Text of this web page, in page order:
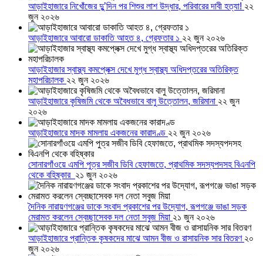
আড়াইহাজারে নিখোঁজের দুু’দিন পর শিশুর লাশ উদ্ধার, পরিবারের দাবী হত্যা! ২২
জুন ২০২৬
আড়াইহাজারে আবারো ডাকাতি আহত ৪, গ্রেফতার ১ ২২ জুন ২০২৬
আড়াইহাজার স্বাস্থ্য কমপ্লেক্স দেখে মুগ্ধ স্বাস্থ্য অধিদপ্তরের অতিরিক্ত
মহাপরিচালক ২২ জুন ২০২৬
আড়াইহাজারে কৃষিজমি থেকে অবৈধভাবে বালু উত্তোলন, জরিমানা ২২ জুন
২০২৬
আড়াইহাজারে মাদক মামলায় একজনের কারাদণ্ড ২২ জুন ২০২৬
সোনারগাঁওয়ে এমপি পুত্র সজীব ডিবি হেফাজতে, প্রাথমিক সদস্যপদসহ বিএনপি
থেকে বহিষ্কার ২১ জুন ২০২৬
দৈনিক নারায়ণগঞ্জের ডাকে সংবাদ প্রকাশের পর উদ্যোগ, রূপগঞ্জে ভাঙা সড়ক
মেরামত করলেন স্বেচ্ছাসেবক দল নেতা সবুজ মিয়া ২১ জুন ২০২৬
আড়াইহাজারে প্রান্তিক কৃষকদের মাঝে আমন বীজ ও রাসায়নিক সার বিতরণ ২০
জুন ২০২৬